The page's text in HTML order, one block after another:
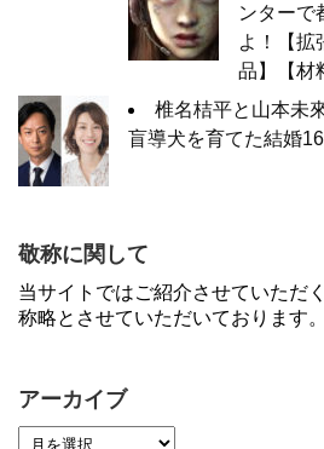
ンターで
よ！【拡
品】【材
椎名桔平と山本未
盲導犬を育てた結婚
敬称に関して
当サイトではご紹介させていただ
称略とさせていただいております
アーカイブ